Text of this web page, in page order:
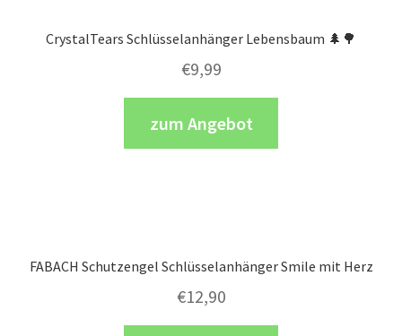
CrystalTears Schlüsselanhänger Lebensbaum 🌲🌳
€9,99
zum Angebot
FABACH Schutzengel Schlüsselanhänger Smile mit Herz
€12,90